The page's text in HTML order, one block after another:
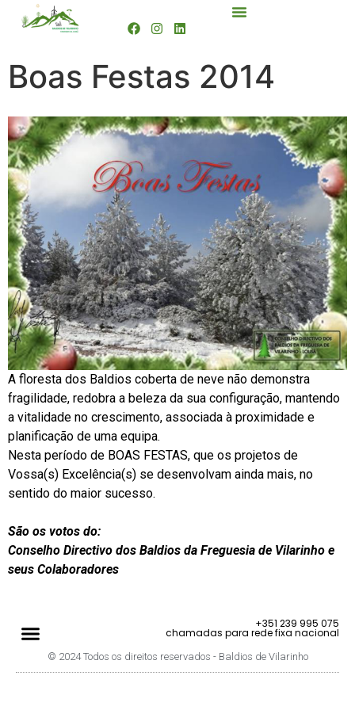
Boas Festas 2014
A floresta dos Baldios coberta de neve não demonstra
fragilidade, redobra a beleza da sua configuração, mantendo
a vitalidade no crescimento, associada à proximidade e
planificação de uma equipa.
Nesta período de BOAS FESTAS, que os projetos de
Vossa(s) Excelência(s) se desenvolvam ainda mais, no
sentido do maior sucesso.
São os votos do:
Conselho Directivo dos Baldios da Freguesia de Vilarinho e
seus Colaboradores
+351 239 995 075
chamadas para rede fixa nacional
© 2024 Todos os direitos reservados - Baldios de Vilarinho